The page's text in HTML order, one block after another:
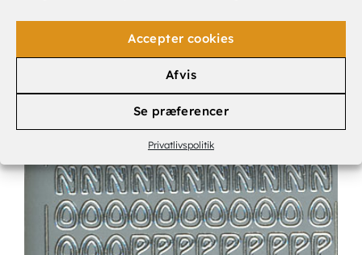
Accepter cookies
Afvis
Se præferencer
Privatlivspolitik
7,00KR.